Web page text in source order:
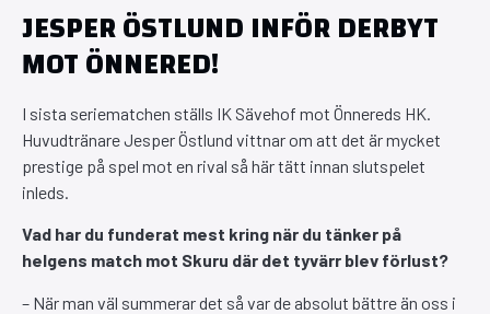
JESPER ÖSTLUND INFÖR DERBYT
MOT ÖNNERED!
I sista seriematchen ställs IK Sävehof mot Önnereds HK.
Huvudtränare Jesper Östlund vittnar om att det är mycket
prestige på spel mot en rival så här tätt innan slutspelet
inleds.
Vad har du funderat mest kring när du tänker på
helgens match mot Skuru där det tyvärr blev förlust?
– När man väl summerar det så var de absolut bättre än oss i